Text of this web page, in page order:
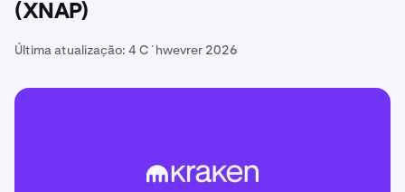
(XNAP)
Última atualização: 4 Cʼhwevrer 2026